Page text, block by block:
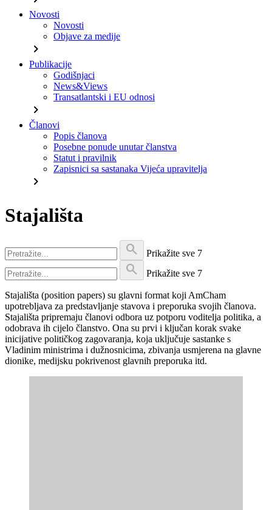
Novosti
Novosti
Objave za medije
chevron_right
Publikacije
Godišnjaci
News&Views
Transatlantski i EU odnosi
chevron_right
Članovi
Popis članova
Posebne ponude unutar članstva
Statut i pravilnik
Zapisnici sa sastanaka Vijeća upravitelja
chevron_right
Stajališta
search Prikažite sve 7
search Prikažite sve 7
Stajališta (position papers) su glavni format koji AmCham
upotrebljava za predstavljanje stavova i preporuka svojih članova.
Stajališta pripremaju članovi odbora uz potporu voditelja politika, a
odobrava ih cijelo članstvo. Ona su prvi i ključan korak svake
inicijative političkog zagovaranja, koja uključuje sastanke s
Vladinim ministrima i dužnosnicima, zbivanja usmjerena na glavne
dionike, medijsku pokrivenost glavnih preporuka itd.